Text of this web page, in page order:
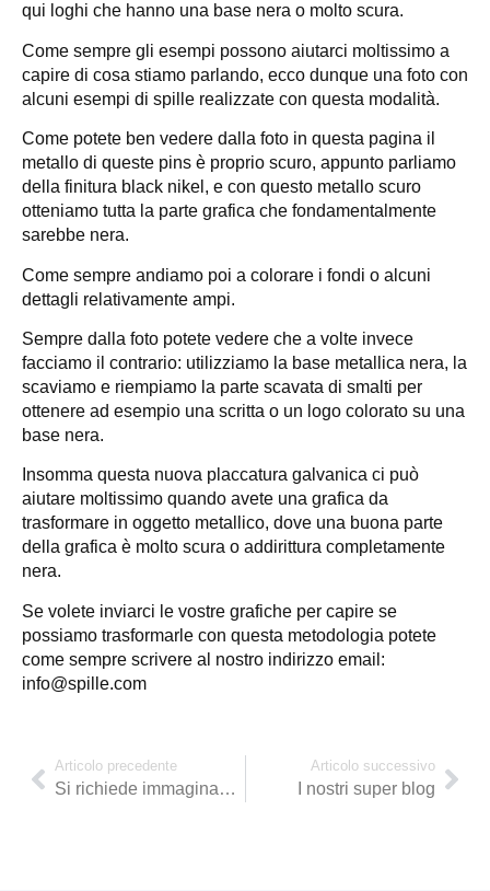
qui loghi che hanno una base nera o molto scura.
Come sempre gli esempi possono aiutarci moltissimo a
capire di cosa stiamo parlando, ecco dunque una foto con
alcuni esempi di spille realizzate con questa modalità.
Come potete ben vedere dalla foto in questa pagina il
metallo di queste pins è proprio scuro, appunto parliamo
della finitura black nikel, e con questo metallo scuro
otteniamo tutta la parte grafica che fondamentalmente
sarebbe nera.
Come sempre andiamo poi a colorare i fondi o alcuni
dettagli relativamente ampi.
Sempre dalla foto potete vedere che a volte invece
facciamo il contrario: utilizziamo la base metallica nera, la
scaviamo e riempiamo la parte scavata di smalti per
ottenere ad esempio una scritta o un logo colorato su una
base nera.
Insomma questa nuova placcatura galvanica ci può
aiutare moltissimo quando avete una grafica da
trasformare in oggetto metallico, dove una buona parte
della grafica è molto scura o addirittura completamente
nera.
Se volete inviarci le vostre grafiche per capire se
possiamo trasformarle con questa metodologia potete
come sempre scrivere al nostro indirizzo email:
info@spille.com
Articolo precedente
Si richiede immaginazione…
Articolo successivo
I nostri super blog